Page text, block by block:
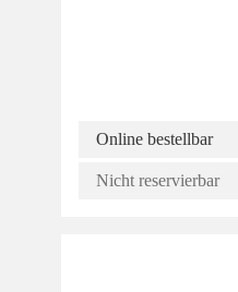
Online bestellbar
Nicht reservierbar